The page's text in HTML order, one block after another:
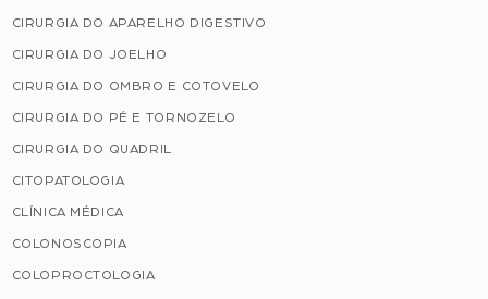
CIRURGIA DO APARELHO DIGESTIVO
CIRURGIA DO JOELHO
CIRURGIA DO OMBRO E COTOVELO
CIRURGIA DO PÉ E TORNOZELO
CIRURGIA DO QUADRIL
CITOPATOLOGIA
CLÍNICA MÉDICA
COLONOSCOPIA
COLOPROCTOLOGIA